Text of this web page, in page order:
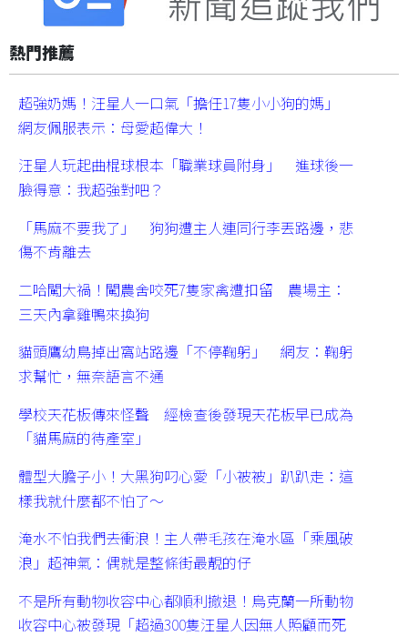
熱門推薦
超強奶媽！汪星人一口氣「擔任17隻小小狗的媽」
網友佩服表示：母愛超偉大！
汪星人玩起曲棍球根本「職業球員附身」 進球後一
臉得意：我超強對吧？
「馬麻不要我了」 狗狗遭主人連同行李丟路邊，悲
傷不肯離去
二哈闖大禍！闖農舍咬死7隻家禽遭扣留 農場主：
三天內拿雞鴨來換狗
貓頭鷹幼鳥掉出窩站路邊「不停鞠躬」 網友：鞠躬
求幫忙，無奈語言不通
學校天花板傳來怪聲 經檢查後發現天花板早已成為
「貓馬麻的待產室」
體型大膽子小！大黑狗叼心愛「小被被」趴趴走：這
樣我就什麼都不怕了～
淹水不怕我們去衝浪！主人帶毛孩在淹水區「乘風破
浪」超神氣：偶就是整條街最靚的仔
不是所有動物收容中心都順利撤退！烏克蘭一所動物
收容中心被發現「超過300隻汪星人因無人照顧而死